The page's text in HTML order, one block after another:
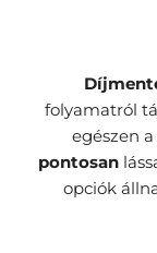
folyamatról
pontosan
opciók